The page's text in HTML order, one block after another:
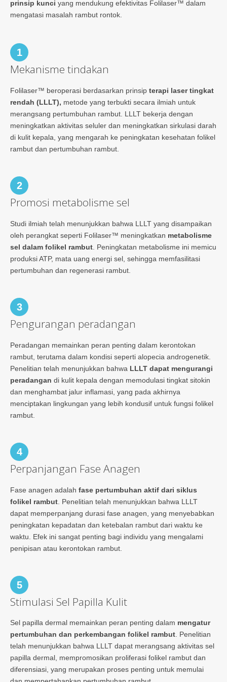
prinsip kunci yang mendukung efektivitas Folilaser™ dalam
mengatasi masalah rambut rontok.
1
Mekanisme tindakan
Folilaser™ beroperasi berdasarkan prinsip terapi laser tingkat
rendah (LLLT), metode yang terbukti secara ilmiah untuk
merangsang pertumbuhan rambut. LLLT bekerja dengan
meningkatkan aktivitas seluler dan meningkatkan sirkulasi darah
di kulit kepala, yang mengarah ke peningkatan kesehatan folikel
rambut dan pertumbuhan rambut.
2
Promosi metabolisme sel
Studi ilmiah telah menunjukkan bahwa LLLT yang disampaikan
oleh perangkat seperti Folilaser™ meningkatkan metabolisme
sel dalam folikel rambut . Peningkatan metabolisme ini memicu
produksi ATP, mata uang energi sel, sehingga memfasilitasi
pertumbuhan dan regenerasi rambut.
3
Pengurangan peradangan
Peradangan memainkan peran penting dalam kerontokan
rambut, terutama dalam kondisi seperti alopecia androgenetik.
Penelitian telah menunjukkan bahwa LLLT dapat mengurangi
peradangan di kulit kepala dengan memodulasi tingkat sitokin
dan menghambat jalur inflamasi, yang pada akhirnya
menciptakan lingkungan yang lebih kondusif untuk fungsi folikel
rambut.
4
Perpanjangan Fase Anagen
Fase anagen adalah fase pertumbuhan aktif dari siklus
folikel rambut . Penelitian telah menunjukkan bahwa LLLT
dapat memperpanjang durasi fase anagen, yang menyebabkan
peningkatan kepadatan dan ketebalan rambut dari waktu ke
waktu. Efek ini sangat penting bagi individu yang mengalami
penipisan atau kerontokan rambut.
5
Stimulasi Sel Papilla Kulit
Sel papilla dermal memainkan peran penting dalam mengatur
pertumbuhan dan perkembangan folikel rambut. Penelitian
telah menunjukkan bahwa LLLT dapat merangsang aktivitas sel
papilla dermal, mempromosikan proliferasi folikel rambut dan
diferensiasi, yang merupakan proses penting untuk memulai